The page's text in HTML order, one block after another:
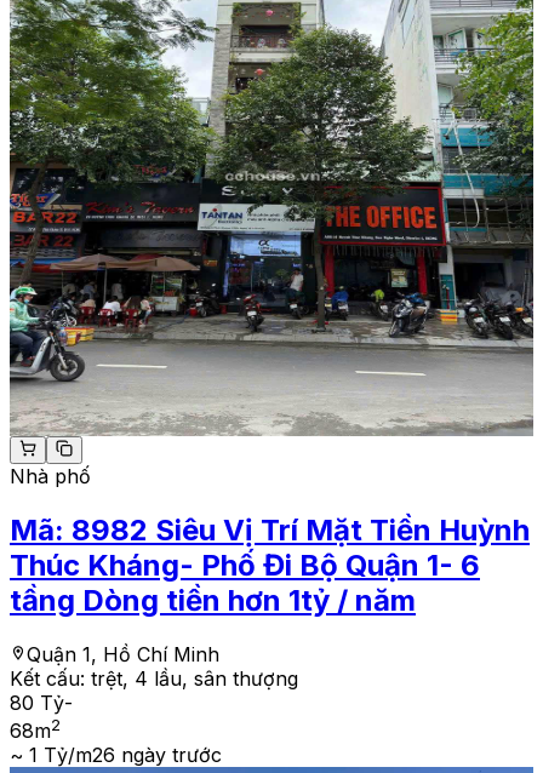
Nhà phố
Mã: 8982 Siêu Vị Trí Mặt Tiền Huỳnh
Thúc Kháng- Phố Đi Bộ Quận 1- 6
tầng Dòng tiền hơn 1tỷ / năm
Quận 1, Hồ Chí Minh
Kết cấu: trệt, 4 lầu, sân thượng
80 Tỷ-
68m2
~ 1 Tỷ/m26 ngày trước